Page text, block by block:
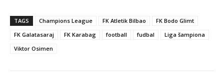
TAGS Champions League FK Atletik Bilbao
FK Bodo Glimt
FK Galatasaraj
FK Karabag football fudbal
Liga šampiona
Viktor Osimen